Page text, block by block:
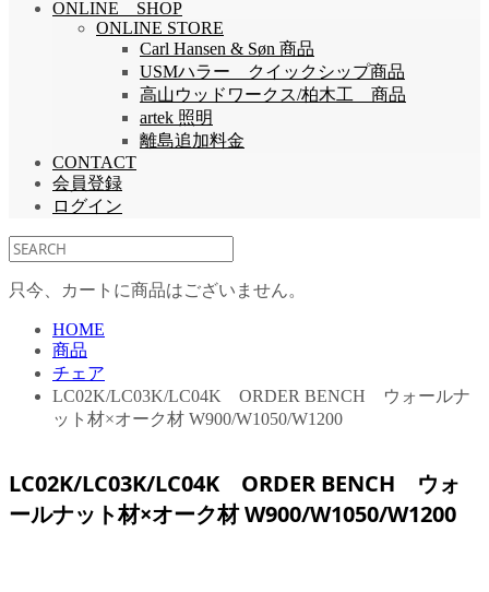
ONLINE SHOP
ONLINE STORE
Carl Hansen & Søn 商品
USMハラー クイックシップ商品
高山ウッドワークス/柏木工 商品
artek 照明
離島追加料金
CONTACT
会員登録
ログイン
只今、カートに商品はございません。
HOME
商品
チェア
LC02K/LC03K/LC04K ORDER BENCH ウォールナ
ット材×オーク材 W900/W1050/W1200
LC02K/LC03K/LC04K ORDER BENCH ウォ
ールナット材×オーク材 W900/W1050/W1200